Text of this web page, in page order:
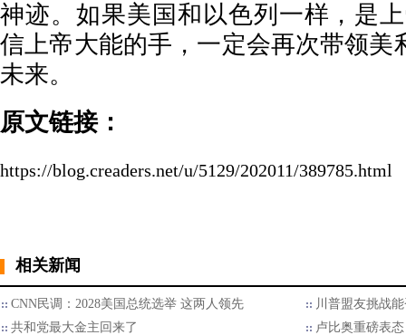
神迹。如果美国和以色列一样，是
信上帝大能的手，一定会再次带领美
未来。
原文链接：
https://blog.creaders.net/u/5129/202011/389785.html
相关新闻
CNN民调：2028美国总统选举 这两人领先
川普盟友挑战
共和党最大金主回来了
卢比奥重磅表